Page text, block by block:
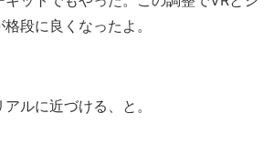
段に良くなったよ。
ルに近づける、と。